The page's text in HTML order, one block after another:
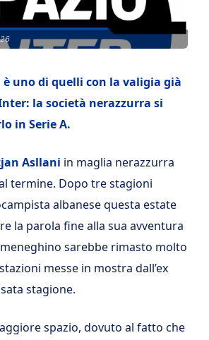
uno di quelli con la valigia già
la società nerazzurra si
in Serie A.
Asllani in maglia nerazzurra
termine. Dopo tre stagioni
albanese questa estate
la parola fine alla sua avventura
sarebbe rimasto molto
messe in mostra dall’ex
stagione.
spazio, dovuto al fatto che